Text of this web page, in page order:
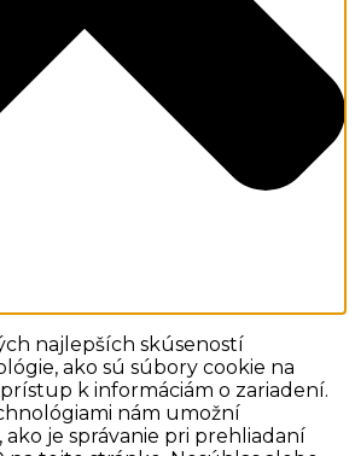
najlepších skúseností
ako sú súbory cookie na
k informáciám o zariadení.
nám umožní
ako je správanie pri prehliadaní